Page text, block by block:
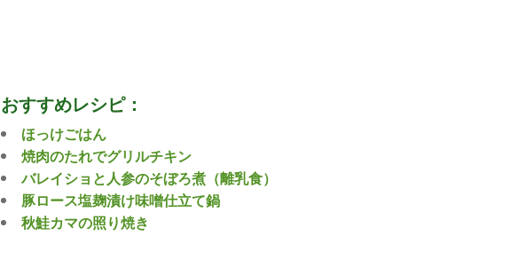
おすすめレシピ：
ほっけごはん
焼肉のたれでグリルチキン
バレイショと人参のそぼろ煮（離乳食）
豚ロース塩麹漬け味噌仕立て鍋
秋鮭カマの照り焼き